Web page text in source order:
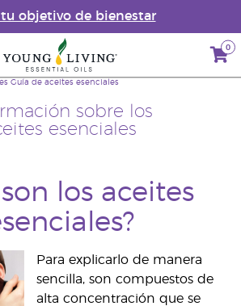
tu objetivo de bienestar
0
sobre los
esenciales
Guía de aceites esenciales
los aceites
Para explicarlo de manera
sencilla, son compuestos de
alta concentración que se